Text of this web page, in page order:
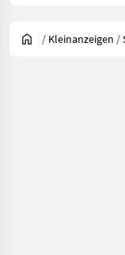
/ Kleinanzeigen /